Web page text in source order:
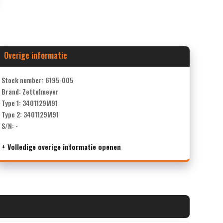
Overige informatie
Stock number: 6195-005
Brand: Zettelmeyer
Type 1: 3401129M91
Type 2: 3401129M91
S/N: -
+ Volledige overige informatie openen